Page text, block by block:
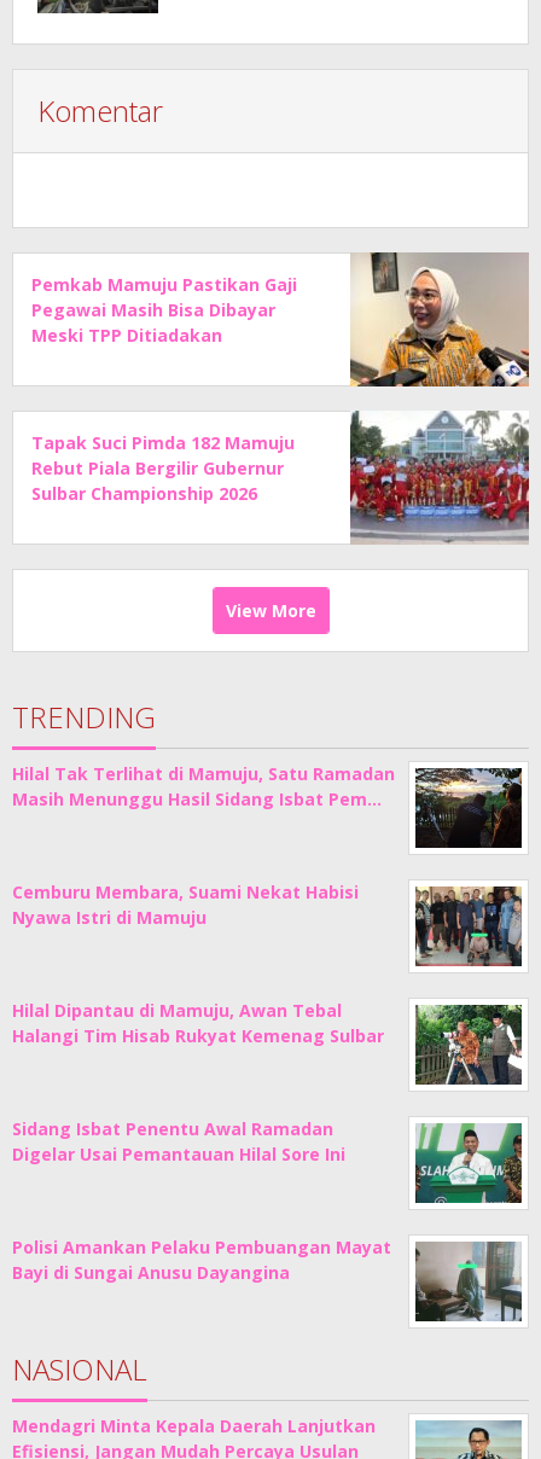
Komentar
Pemkab Mamuju Pastikan Gaji
Pegawai Masih Bisa Dibayar
Meski TPP Ditiadakan
Tapak Suci Pimda 182 Mamuju
Rebut Piala Bergilir Gubernur
Sulbar Championship 2026
View More
TRENDING
Hilal Tak Terlihat di Mamuju, Satu Ramadan
Masih Menunggu Hasil Sidang Isbat Pem…
Cemburu Membara, Suami Nekat Habisi
Nyawa Istri di Mamuju
Hilal Dipantau di Mamuju, Awan Tebal
Halangi Tim Hisab Rukyat Kemenag Sulbar
Sidang Isbat Penentu Awal Ramadan
Digelar Usai Pemantauan Hilal Sore Ini
Polisi Amankan Pelaku Pembuangan Mayat
Bayi di Sungai Anusu Dayangina
NASIONAL
Mendagri Minta Kepala Daerah Lanjutkan
Efisiensi, Jangan Mudah Percaya Usulan